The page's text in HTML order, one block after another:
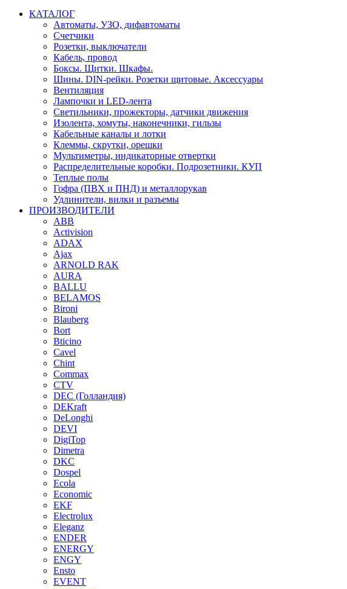
КАТАЛОГ
Автоматы, УЗО, дифавтоматы
Счетчики
Розетки, выключатели
Кабель, провод
Боксы. Щитки. Шкафы.
Шины. DIN-рейки. Розетки щитовые. Аксессуары
Вентиляция
Лампочки и LED-лента
Светильники, прожекторы, датчики движения
Изолента, хомуты, наконечники, гильзы
Кабельные каналы и лотки
Клеммы, скрутки, орешки
Мультиметры, индикаторные отвертки
Распределительные коробки. Подрозетники. КУП
Теплые полы
Гофра (ПВХ и ПНД) и металлорукав
Удлинители, вилки и разъемы
ПРОИЗВОДИТЕЛИ
ABB
Activision
ADAX
Ajax
ARNOLD RAK
AURA
BALLU
BELAMOS
Bironi
Blauberg
Bort
Bticino
Cavel
Chint
Commax
CTV
DEC (Голландия)
DEKraft
DeLonghi
DEVI
DigiTop
Dimetra
DKC
Dospel
Ecola
Economic
EKF
Electrolux
Eleganz
ENDER
ENERGY
ENGY
Ensto
EVENT